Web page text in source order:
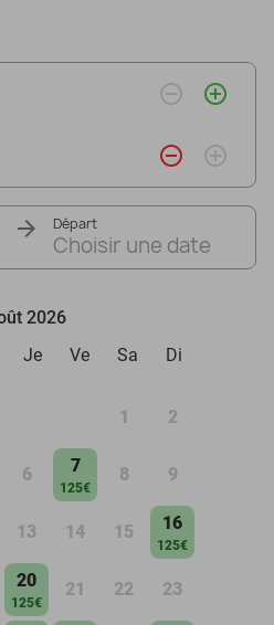
remove_circle_outline add_circle_outline
remove_circle_outline add_circle_outline
Départ
Choisir une date
2026
Je Ve Sa Di
1 2
6 7
125€
8 9
13 14 15 16
125€
20
125€
21 22 23